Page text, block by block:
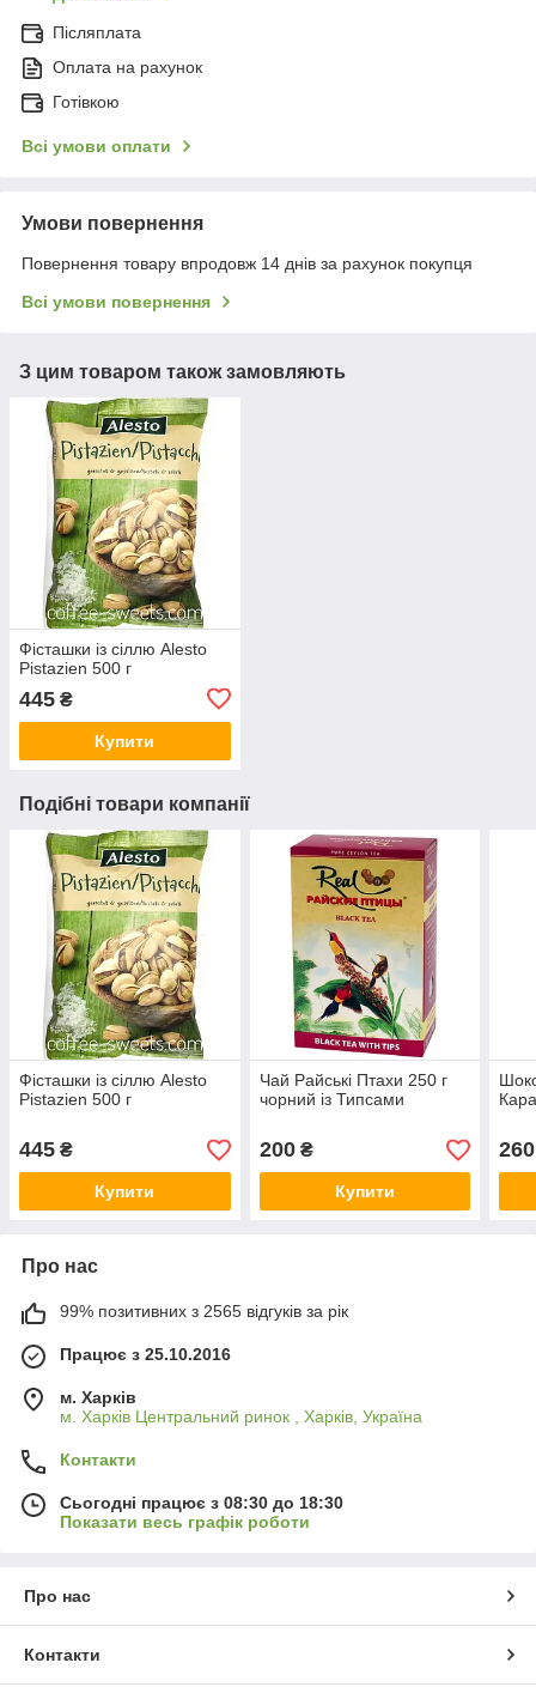
Післяплата
Оплата на рахунок
Готівкою
Всі умови оплати
Умови повернення
Повернення товару впродовж 14 днів за рахунок покупця
Всі умови повернення
З цим товаром також замовляють
Фісташки із сіллю Alesto
Pistazien 500 г
445 ₴
Купити
Подібні товари компанії
Фісташки із сіллю Alesto
Pistazien 500 г
445 ₴
Купити
Чай Райські Птахи 250 г
чорний із Типсами
200₴
Купити
260
Про нас
99% позитивних з 2565 відгуків за рік
Працює з 25.10.2016
м. Харків
м. Харків Центральний ринок , Харків, Україна
Контакти
Сьогодні працює з 08:30 до 18:30
Показати весь графік роботи
Про нас
Контакти